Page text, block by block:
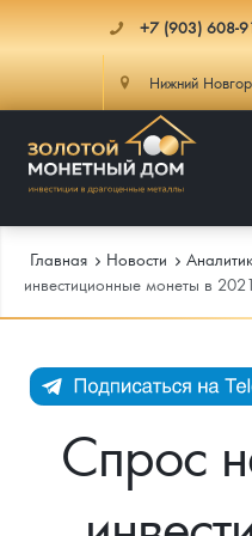
+7 (903) 608-
Нижний
Каталог Монет
Инвестиционные монеты
Инфо
Как сделать заказ
Доставка
Главная Новости
инвестиционные монеты в
Спрос